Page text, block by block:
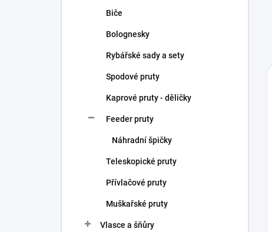
Biče
Bolognesky
Rybářské sady a sety
Spodové pruty
Kaprové pruty - děličky
Feeder pruty
Náhradní špičky
Teleskopické pruty
Přívlačové pruty
Muškařské pruty
Vlasce a šňůry